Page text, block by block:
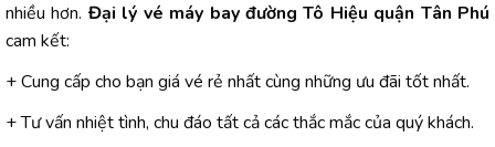
nhiều hơn. Đại lý vé máy bay đường Tô Hiệu quận Tân Phú
cam kết:
+ Cung cấp cho bạn giá vé rẻ nhất cùng những ưu đãi tốt nhất.
+ Tư vấn nhiệt tình, chu đáo tất cả các thắc mắc của quý khách.